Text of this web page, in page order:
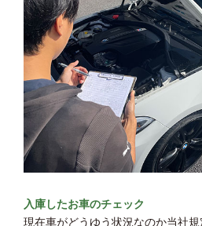
入庫したお車のチェック
現在車がどうゆう状況なのか当社